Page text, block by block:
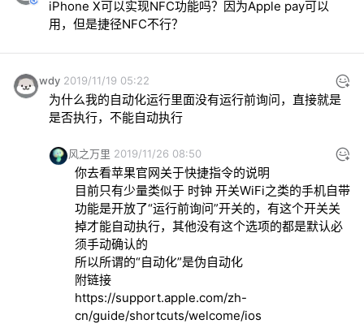
iPhone X可以实现NFC功能吗？因为Apple pay可以
用，但是捷径NFC不行？
wdy 2019/11/19 05:22
为什么我的自动化运行里面没有运行前询问，直接就是
是否执行，不能自动执行
风之万里 2019/11/26 08:50
你去看苹果官网关于快捷指令的说明
目前只有少量类似于 时钟 开关WiFi之类的手机自带
功能是开放了“运行前询问”开关的，有这个开关关
掉才能自动执行，其他没有这个选项的都是默认必
须手动确认的
所以所谓的“自动化”是伪自动化
https://support.apple.com/zh-
cn/guide/shortcuts/welcome/ios